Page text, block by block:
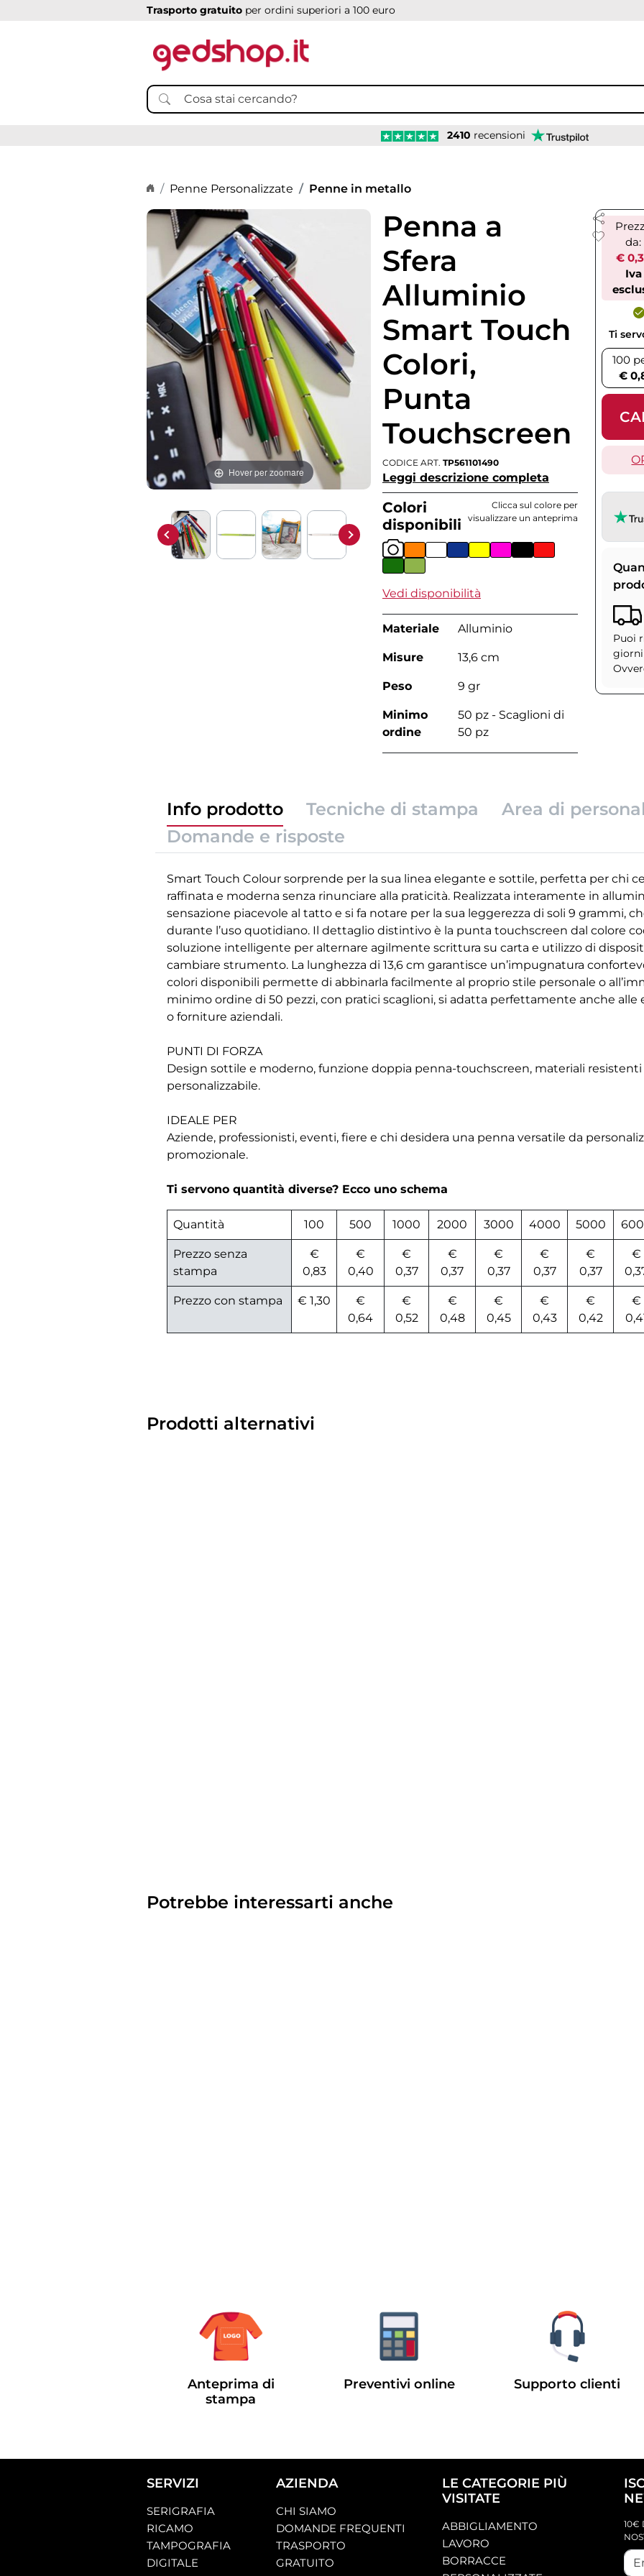
Trasporto gratuito per ordini superiori a 100 euro
2410 recensioni
Home page
Penne Personalizzate Penne in metallo
Hover per zoomare
Penna a
Sfera
Alluminio
Smart Touch
Colori,
Punta
Touchscreen
CODICE ART. TP561101490
Leggi descrizione completa
Colori
disponibili
Clicca sul colore per
visualizzare un anteprima
Vedi disponibilità
Materiale Alluminio
Misure 13,6 cm
Peso 9 gr
Minimo
ordine
50 pz - Scaglioni di
50 pz
da:
€
Iva
Ti
100
€
Puoi
Info prodotto Tecniche di stampa
Area di
Domande e risposte
Smart Touch Colour sorprende per la sua linea elegante e sottile, perfetta per chi
raffinata e moderna senza rinunciare alla praticità. Realizzata interamente in
sensazione piacevole al tatto e si fa notare per la sua leggerezza di soli 9 grammi,
durante l’uso quotidiano. Il dettaglio distintivo è la punta touchscreen dal colore
soluzione intelligente per alternare agilmente scrittura su carta e utilizzo di
cambiare strumento. La lunghezza di 13,6 cm garantisce un’impugnatura
colori disponibili permette di abbinarla facilmente al proprio stile personale o
minimo ordine di 50 pezzi, con pratici scaglioni, si adatta perfettamente anche alle
o forniture aziendali.
PUNTI DI FORZA
Design sottile e moderno, funzione doppia penna-touchscreen, materiali resistenti
personalizzabile.
IDEALE PER
Aziende, professionisti, eventi, fiere e chi desidera una penna versatile da
promozionale.
Ti servono quantità diverse? Ecco uno schema
Quantità 100 500 1000 2000 3000 4000 5000
Prezzo senza
stampa
€
0,83
€
0,40
€
0,37
€
0,37
€
0,37
€
0,37
€
0,37
€
Prezzo con stampa € 1,30
€
0,64
€
0,52
€
0,48
€
0,45
€
0,43
€
0,42
€
Prodotti alternativi
Potrebbe interessarti anche
Anteprima di
stampa
Preventivi online Supporto clienti
SERVIZI
SERIGRAFIA
RICAMO
TAMPOGRAFIA
DIGITALE
AZIENDA
CHI SIAMO
DOMANDE FREQUENTI
TRASPORTO
GRATUITO
LE CATEGORIE PIÙ
VISITATE
ABBIGLIAMENTO
LAVORO
BORRACCE
10€